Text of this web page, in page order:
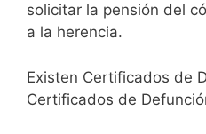
solicitar la pensión del
a la herencia.
Existen Certificados de
Certificados de